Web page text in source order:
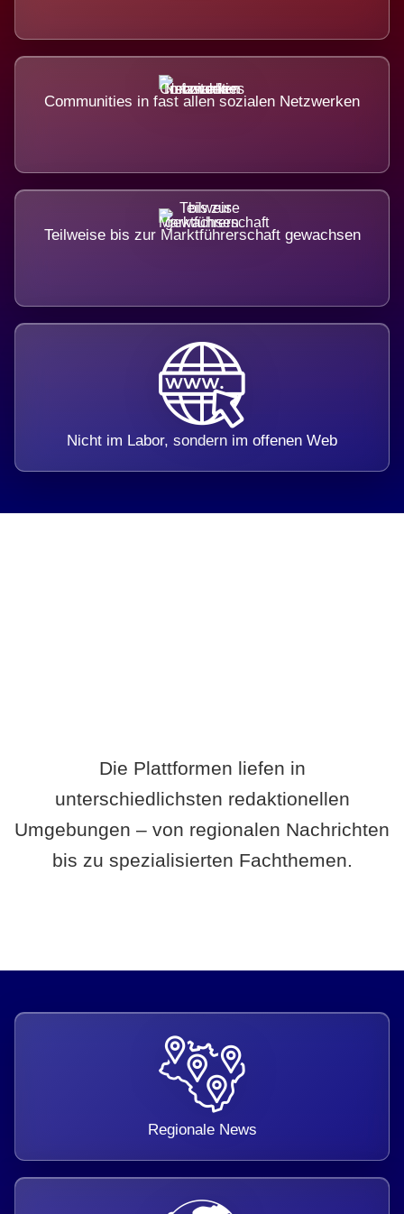
Communities in fast allen sozialen Netzwerken
Teilweise bis zur Marktführerschaft gewachsen
Nicht im Labor, sondern im offenen Web
Die Plattformen liefen in
unterschiedlichsten redaktionellen
Umgebungen – von regionalen Nachrichten
bis zu spezialisierten Fachthemen.
Regionale News